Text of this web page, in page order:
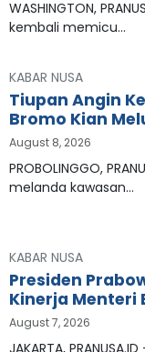
WASHINGTON,
kembali memicu…
KABAR NUSA
Tiupan Angin
Bromo Kian
August 8, 2026
PROBOLINGGO,
melanda kawasan…
KABAR NUSA
Presiden
Kinerja Menteri
August 7, 2026
JAKARTA,